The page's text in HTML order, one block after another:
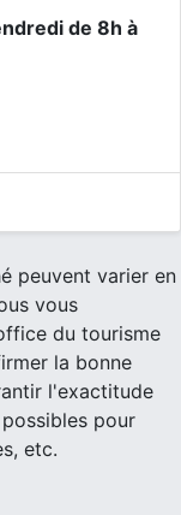
de 8h à
peuvent varier en
vous
du tourisme
la bonne
l'exactitude
pour
etc.